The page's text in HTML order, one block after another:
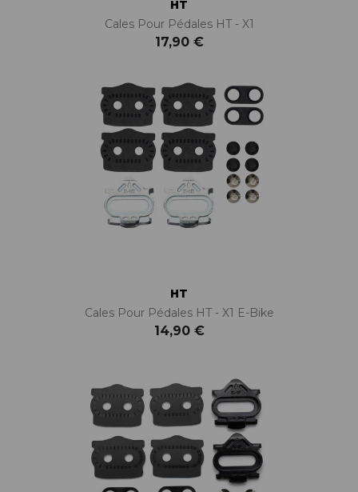
HT
Cales Pour Pédales HT - X1
17,90 €
HT
Cales Pour Pédales HT - X1 E-Bike
14,90 €